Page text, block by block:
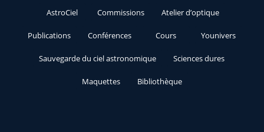
AstroCiel Commissions Atelier d’optique
Publications Conférences Cours Younivers
Sauvegarde du ciel astronomique Sciences dures
Maquettes Bibliothèque